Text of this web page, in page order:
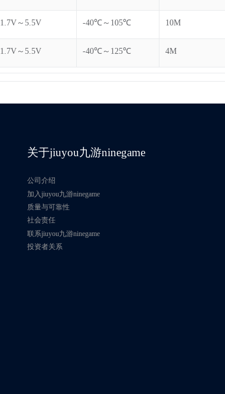
1.7V～5.5V -40℃～105℃ 10M
1.7V～5.5V -40℃～125℃ 4M
关于jiuyou九游ninegame
公司介绍
加入jiuyou九游ninegame
质量与可靠性
社会责任
联系jiuyou九游ninegame
投资者关系